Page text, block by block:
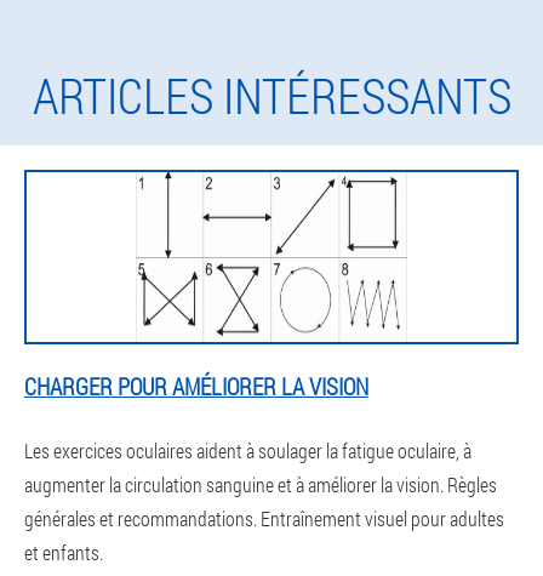
ARTICLES INTÉRESSANTS
CHARGER POUR AMÉLIORER LA VISION
Les exercices oculaires aident à soulager la fatigue oculaire, à
augmenter la circulation sanguine et à améliorer la vision. Règles
générales et recommandations. Entraînement visuel pour adultes
et enfants.